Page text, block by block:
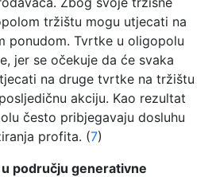
tržištu mogu utjecati na
ponudom. Tvrtke u oligopolu
jer se očekuje da će svaka
na druge tvrtke na tržištu
akciju. Kao rezultat
često pribjegavaju dosluhu
profita. (7)
području generativne